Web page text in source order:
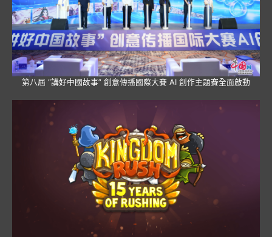
第八屆 “講好中國故事” 創意傳播國際大賽 AI 創作主題賽全面啟動